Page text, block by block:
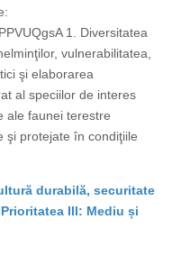
1. Diversitatea
vulnerabilitatea,
şi elaborarea
al speciilor de interes
ale faunei terestre
şi protejate în condiţiile
durabilă, securitate
III: Mediu și